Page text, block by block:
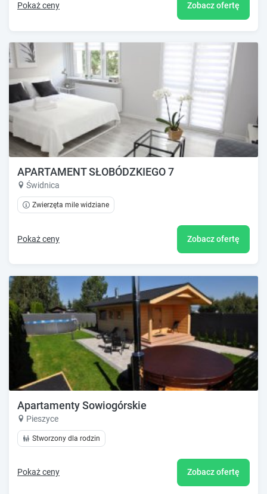
Pokaż ceny Zobacz ofertę
APARTAMENT SŁOBÓDZKIEGO 7
Świdnica
Zwierzęta mile widziane
Pokaż ceny Zobacz ofertę
Apartamenty Sowiogórskie
Pieszyce
Stworzony dla rodzin
Pokaż ceny Zobacz ofertę